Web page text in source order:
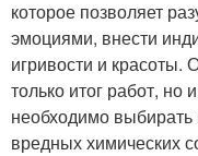
которое позволяет
эмоциями, внести
игривости и красоты.
только итог работ, но
необходимо
вредных химических